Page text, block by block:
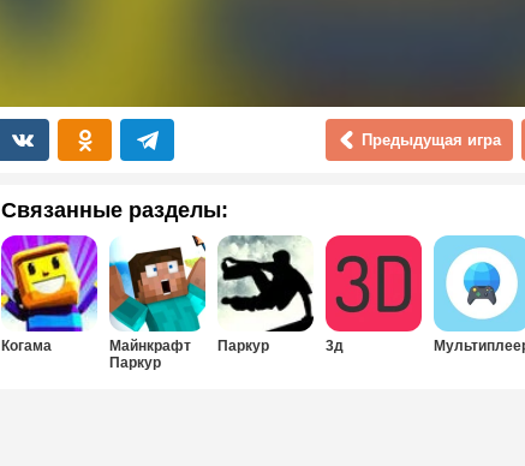
Предыдущая игра
Связанные разделы:
Когама
Майнкрафт
Паркур
Паркур 3д